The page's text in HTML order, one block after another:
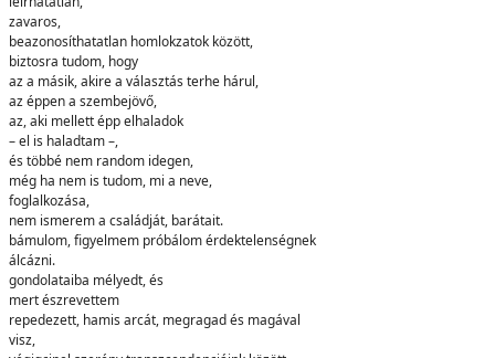
zavaros,
beazonosíthatatlan homlokzatok között,
biztosra tudom, hogy
az a másik, akire a választás terhe hárul,
az éppen a szembejövő,
az, aki mellett épp elhaladok
– el is haladtam –,
és többé nem random idegen,
még ha nem is tudom, mi a neve,
foglalkozása,
nem ismerem a családját, barátait.
bámulom, figyelmem próbálom érdektelenségnek
álcázni.
gondolataiba mélyedt, és
mert észrevettem
repedezett, hamis arcát, megragad és magával
visz,